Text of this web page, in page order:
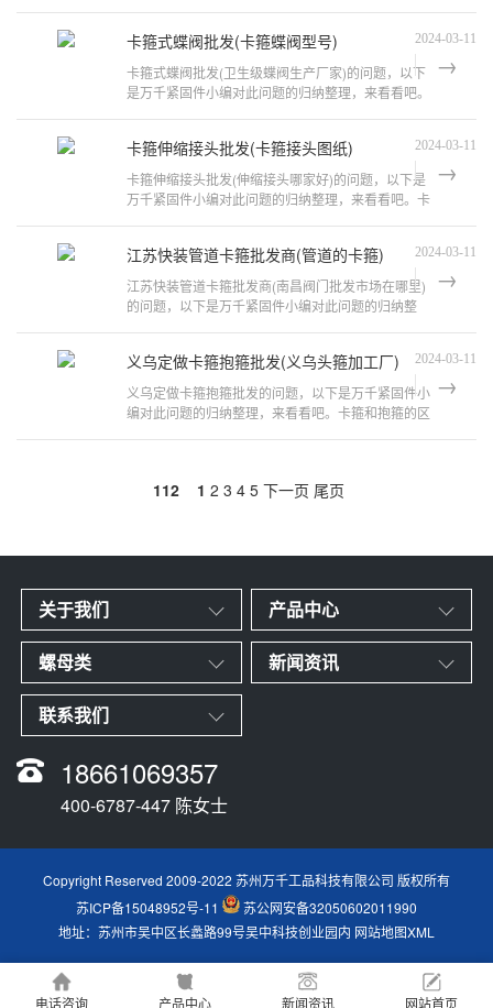
卡箍式蝶阀批发(卡箍蝶阀型号) 2024-03-11
卡箍式蝶阀批发(卫生级蝶阀生产厂家)的问题，以下
是万千紧固件小编对此问题的归纳整理，来看看吧。
卡箍伸缩接头批发(卡箍接头图纸) 2024-03-11
卡箍伸缩接头批发(伸缩接头哪家好)的问题，以下是
万千紧固件小编对此问题的归纳整理，来看看吧。卡
江苏快装管道卡箍批发商(管道的卡箍) 2024-03-11
江苏快装管道卡箍批发商(南昌阀门批发市场在哪里)
的问题，以下是万千紧固件小编对此问题的归纳整
义乌定做卡箍抱箍批发(义乌头箍加工厂) 2024-03-11
义乌定做卡箍抱箍批发的问题，以下是万千紧固件小
编对此问题的归纳整理，来看看吧。卡箍和抱箍的区
112 1 2 3 4 5 下一页 尾页
关于我们 产品中心
螺母类 新闻资讯
联系我们
18661069357
400-6787-447 陈女士
Copyright Reserved 2009-2022 苏州万千工品科技有限公司 版权所有
苏ICP备15048952号-11
苏公网安备32050602011990
地址：苏州市吴中区长蠡路99号吴中科技创业园内 网站地图XML
电话咨询 产品中心 新闻资讯 网站首页